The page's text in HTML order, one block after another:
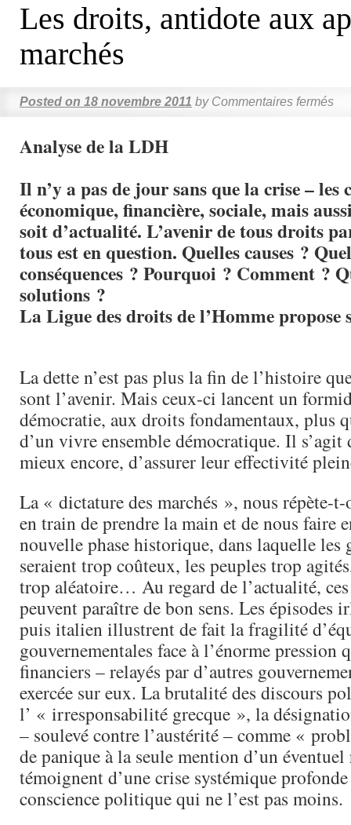
Les droits, antidote aux
marchés
Posted on 18 novembre 2011 by Commentaires fermés
Analyse de la LDH
Il n’y a pas de jour sans que la crise – les
économique, financière, sociale, mais
soit d’actualité. L’avenir de tous droits
tous est en question. Quelles causes ?
conséquences ? Pourquoi ? Comment ?
solutions ?
La Ligue des droits de l’Homme propose
La dette n’est pas plus la fin de l’histoire
sont l’avenir. Mais ceux-ci lancent un
démocratie, aux droits fondamentaux, plus
d’un vivre ensemble démocratique. Il s’agit
mieux encore, d’assurer leur effectivité
La « dictature des marchés », nous répète-
en train de prendre la main et de nous faire
nouvelle phase historique, dans laquelle les
seraient trop coûteux, les peuples trop
trop aléatoire… Au regard de l’actualité,
peuvent paraître de bon sens. Les épisodes
puis italien illustrent de fait la fragilité
gouvernementales face à l’énorme pression
financiers – relayés par d’autres
exercée sur eux. La brutalité des discours
l’ « irresponsabilité grecque », la
– soulevé contre l’austérité – comme «
de panique à la seule mention d’un
témoignent d’une crise systémique
conscience politique qui ne l’est pas moins.